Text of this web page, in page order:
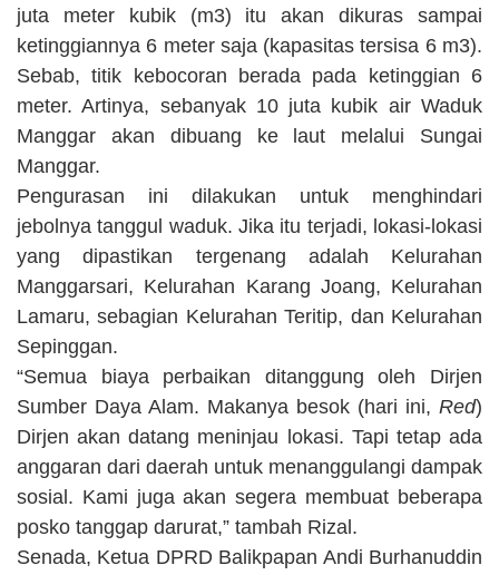
juta meter kubik (m3) itu akan dikuras sampai
ketinggiannya 6 meter saja (kapasitas tersisa 6 m3).
Sebab, titik kebocoran berada pada ketinggian 6
meter. Artinya, sebanyak 10 juta kubik air Waduk
Manggar akan dibuang ke laut melalui Sungai
Manggar.
Pengurasan ini dilakukan untuk menghindari
jebolnya tanggul waduk. Jika itu terjadi, lokasi-lokasi
yang dipastikan tergenang adalah Kelurahan
Manggarsari, Kelurahan Karang Joang, Kelurahan
Lamaru, sebagian Kelurahan Teritip, dan Kelurahan
Sepinggan.
“Semua biaya perbaikan ditanggung oleh Dirjen
Sumber Daya Alam. Makanya besok (hari ini, Red)
Dirjen akan datang meninjau lokasi. Tapi tetap ada
anggaran dari daerah untuk menanggulangi dampak
sosial. Kami juga akan segera membuat beberapa
posko tanggap darurat,” tambah Rizal.
Senada, Ketua DPRD Balikpapan Andi Burhanuddin